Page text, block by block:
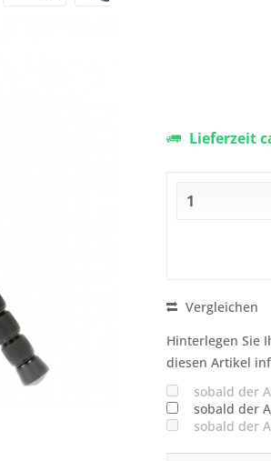
Lieferzeit
Vergleichen
Hinterlegen Sie
diesen Artikel
sobald der
sobald der
sobald der